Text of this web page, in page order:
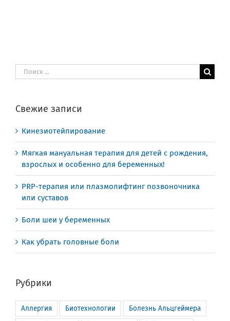
Результат
поиска:
Свежие записи
Кинезиотейпирование
Мягкая мануальная терапия для детей с рождения,
взрослых и особенно для беременных!
PRP-терапия или плазмолифтинг позвоночника
или суставов
Боли шеи у беременных
Как убрать головные боли
Рубрики
Аллергия Биотехнологии Болезнь Альцгеймера